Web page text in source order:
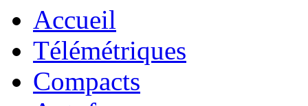
Accueil
Télémétriques
Compacts